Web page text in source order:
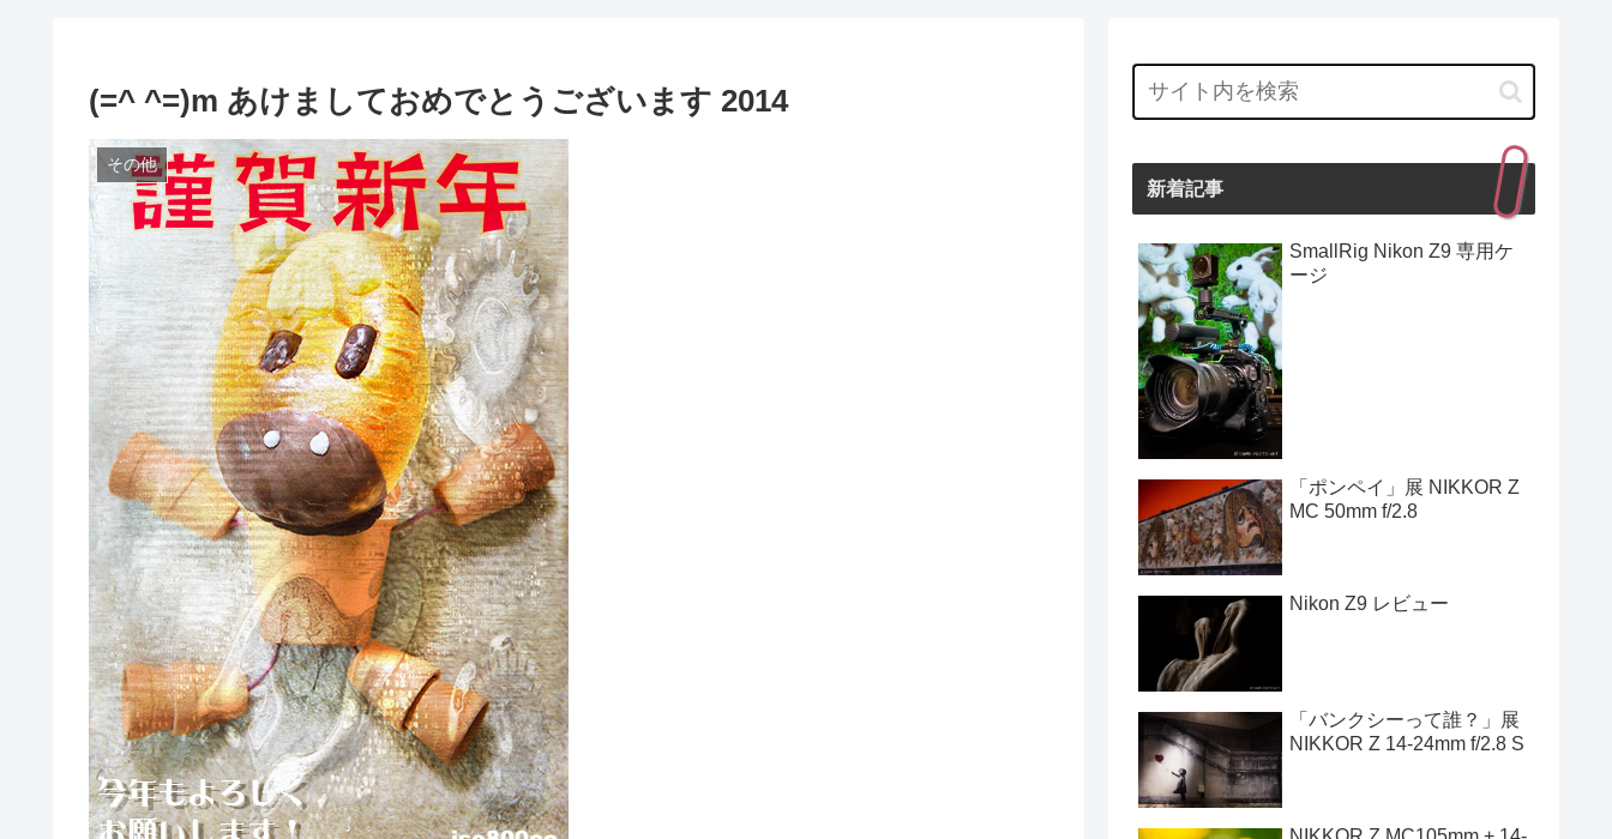
(=^ ^=)m あけましておめでとうございます 2014
その他
新着記事
SmallRig Nikon Z9 専用ケ
ージ
「ポンペイ」展 NIKKOR Z
MC 50mm f/2.8
Nikon Z9 レビュー
「バンクシーって誰？」展
NIKKOR Z 14-24mm f/2.8 S